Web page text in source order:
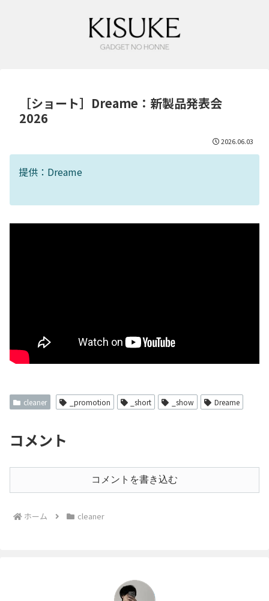
［ショート］Dreame：新製品発表会
2026
2026.06.03
提供：Dreame
cleaner _promotion _short _show Dreame
コメント
コメントを書き込む
ホーム cleaner